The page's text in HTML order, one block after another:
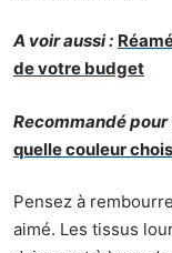
A voir aussi :
de votre budget
Recommandé pour
quelle couleur
Pensez à
aimé. Les tissus